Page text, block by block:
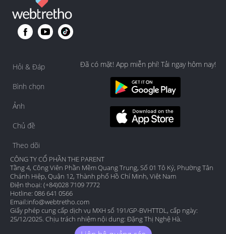
Hỏi & Đáp
Bình chọn
Ảnh
Chủ đề
Theo dõi
Đã có mặt! App miễn phí! Tải ngay hôm nay!
CÔNG TY CỔ PHẦN THE PARENT
Tầng 4, Công Viên Phần Mềm Quang Trung, Số 01 Tô Ký, Phường Tân
Chánh Hiệp, Quận 12, Thành phố Hồ Chí Minh, Việt Nam
Điện thoại: (+84)028 7109 7772
Hotline: 086 641 0566
Email:info@webtretho.com
Giấy phép cung cấp dịch vụ MXH số 191/GP-BVHTTDL, cấp ngày:
25/12/2025. Chịu trách nhiệm nội dung: Đặng Thị Nghệ Hà.